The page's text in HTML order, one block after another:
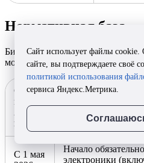
Нормативная база
Бизнесу по планшетам
момента:
С 1
марта
2026
года
Старт
оборота
«Честном знаке»
С 1 мая
Начало
электроники
Сайт использует файлы cookie.
сайте, вы подтверждаете своё
политикой использования
сервиса Яндекс.Метрика.